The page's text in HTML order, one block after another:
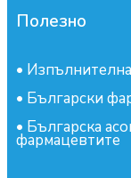
Полезно
•
• Български
• Българска
фармацевтите